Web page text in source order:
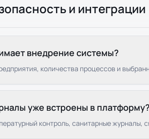
и интеграции
внедрение системы?
количества процессов и
уже встроены в платформу?
контроль, санитарные журналы,